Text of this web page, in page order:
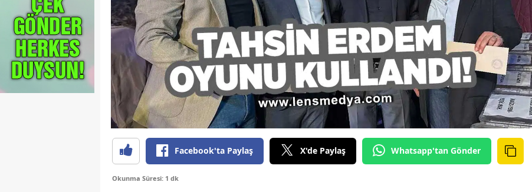
Facebook'ta Paylaş X'de Paylaş Whatsapp'tan Gönder
Okunma Süresi: 1 dk